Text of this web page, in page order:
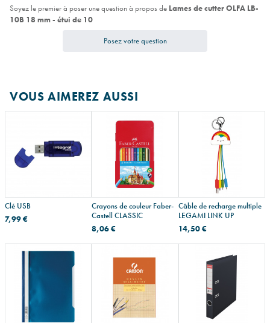
Soyez le premier à poser une question à propos de Lames de cutter OLFA LB-
10B 18 mm - étui de 10
Posez votre question
VOUS AIMEREZ AUSSI
Clé USB
7,99 €
Crayons de couleur Faber-
Castell CLASSIC
8,06 €
Câble de recharge multiple
LEGAMI LINK UP
14,50 €